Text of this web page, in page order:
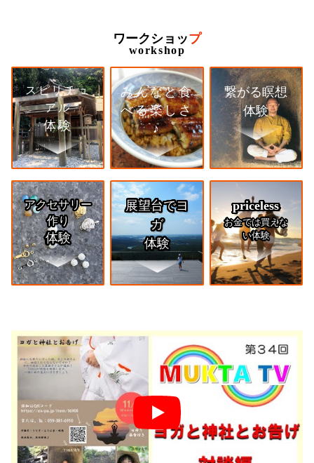
ワークショップ
workshop
スピリチュ
アル
体験
みんなと食
べる楽しさ
♪
繋がる瞑想
体験
アクセサリー
作り
体験
展望台でヨ
ガ
体験
priceless
お金では買えな
い体験